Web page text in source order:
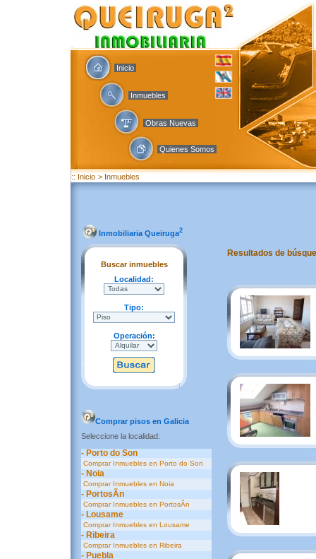
Inicio
Inmuebles
Obras Nuevas
Quienes Somos
:: Inicio > Inmuebles
Inmobiliaria Queiruga2
Buscar inmuebles
Localidad:
Tipo:
Operación:
Comprar pisos en Galicia
Seleccione la localidad:
- Porto do Son
Comprar Inmuebles en Porto do Son
- Noia
Comprar Inmuebles en Noia
- PortosÃ­n
Comprar Inmuebles en PortosÃ­n
- Lousame
Comprar Inmuebles en Lousame
- Ribeira
Comprar Inmuebles en Ribeira
- Puebla
Resultados de